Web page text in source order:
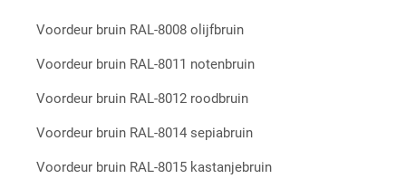
Voordeur bruin RAL-8008 olijfbruin
Voordeur bruin RAL-8011 notenbruin
Voordeur bruin RAL-8012 roodbruin
Voordeur bruin RAL-8014 sepiabruin
Voordeur bruin RAL-8015 kastanjebruin